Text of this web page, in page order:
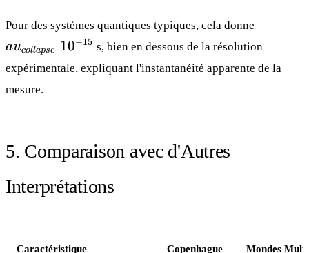
Pour des systèmes quantiques typiques, cela donne
aucollapse 10−15 s, bien en dessous de la résolution
expérimentale, expliquant l'instantanéité apparente de la
mesure.
5. Comparaison avec d'Autres
Interprétations
Caractéristique Copenhague Mondes